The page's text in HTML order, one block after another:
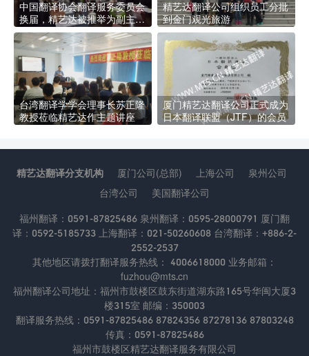
中国翻译协会翻译服务委员会
换届，精艺达被推举为副主任
单位
精艺达翻译公司组织员工分批
到金门观光旅游
台湾翻译学学会理事长苏正隆
教授莅临精艺达作主题讲座
厦门精艺达翻译公司正式成为
日本翻译联盟（JTF）的会员
精艺达翻译分支机构 厦门公司(总部) 上海公司
泉州公司
台湾公司
美国翻译公司
福州翻译：0591-87825486 泉州翻译：0595-28000791 厦门翻
译：0592-5185733 上海翻译：021-50260608 台湾翻译：+886-2-
2552-2537
其他地区请拨打翻译服务热线： 4006618000 业务邮箱：
fuzhou@mts.cn
福州翻译公司地址：福州市鼓楼区鼓东街道湖东路165号华闽大厦3
楼315室 邮编：350003
翻译服务热线：0591-87825486 87824356 87278136 87803248
传真：0591-87825486
福州市鼓楼区精艺达翻译服务有限公司